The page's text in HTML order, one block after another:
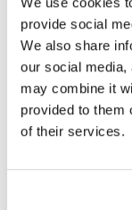
provide social
We also share
our social media,
may combine it
provided to them
of their services.
Ajouter à l'itinéraire